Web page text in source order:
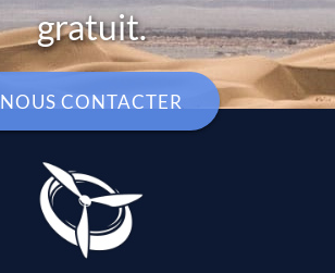
gratuit.
NOUS CONTACTER